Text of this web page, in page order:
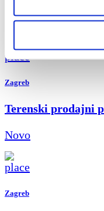
Novo
Zagreb
Terenski prodajni
Novo
Zagreb